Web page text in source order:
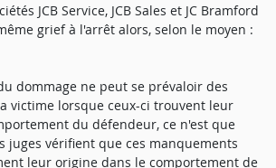
JCB Service, JCB Sales et JC Bramford
grief à l'arrêt alors, selon le moyen :
dommage ne peut se prévaloir des
victime lorsque ceux-ci trouvent leur
du défendeur, ce n'est que
juges vérifient que ces manquements
leur origine dans le comportement de